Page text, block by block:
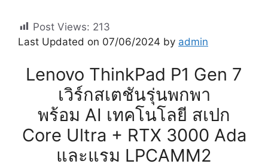
Post Views: 213
Last Updated on 07/06/2024 by admin
Lenovo ThinkPad P1 Gen 7
เวิร์กสเตชันรุ่นพกพา
พร้อม AI เทคโนโลยี สเปก
Core Ultra + RTX 3000 Ada
และแรม LPCAMM2